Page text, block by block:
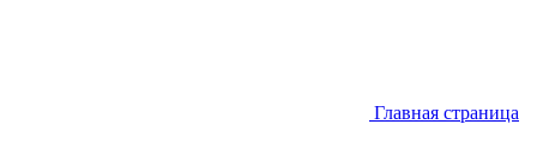
Главная страница